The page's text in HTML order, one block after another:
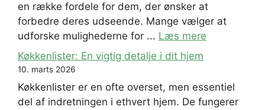
en række fordele for dem, der ønsker at
forbedre deres udseende. Mange vælger at
udforske mulighederne for ... Læs mere
Køkkenlister: En vigtig detalje i dit hjem
10. marts 2026
Køkkenlister er en ofte overset, men essentiel
del af indretningen i ethvert hjem. De fungerer